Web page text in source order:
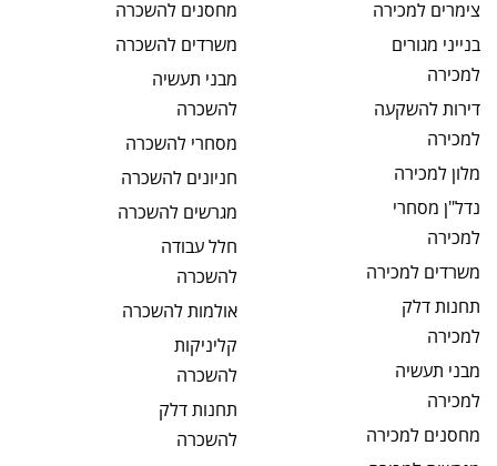
צימרים למכירה
בנייני מגורים
למכירה
דירות להשקעה
למכירה
מלון למכירה
נדל"ן מסחרי
למכירה
משרדים למכירה
תחנות דלק
למכירה
מבני תעשיה
למכירה
מחסנים למכירה
מחסנים להשכרה
משרדים להשכרה
מבני תעשיה
להשכרה
מסחרי להשכרה
חניונים להשכרה
מגרשים להשכרה
חלל עבודה
להשכרה
אולמותלהשכרה
קליניקות
להשכרה
תחנות דלק
להשכרה